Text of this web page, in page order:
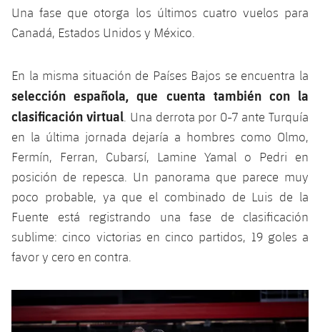
Una fase que otorga los últimos cuatro vuelos para
Canadá, Estados Unidos y México.
En la misma situación de Países Bajos se encuentra la
selección española, que cuenta también con la
clasificación virtual. Una derrota por 0-7 ante Turquía
en la última jornada dejaría a hombres como Olmo,
Fermín, Ferran, Cubarsí, Lamine Yamal o Pedri en
posición de repesca. Un panorama que parece muy
poco probable, ya que el combinado de Luis de la
Fuente está registrando una fase de clasificación
sublime: cinco victorias en cinco partidos, 19 goles a
favor y cero en contra.